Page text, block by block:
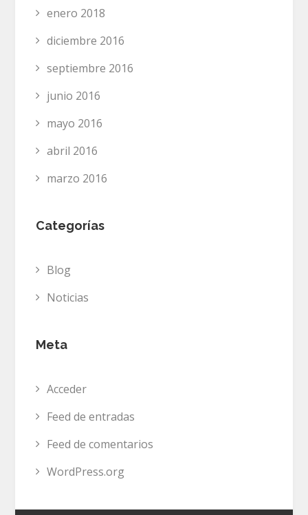
enero 2018
diciembre 2016
septiembre 2016
junio 2016
mayo 2016
abril 2016
marzo 2016
Categorías
Blog
Noticias
Meta
Acceder
Feed de entradas
Feed de comentarios
WordPress.org